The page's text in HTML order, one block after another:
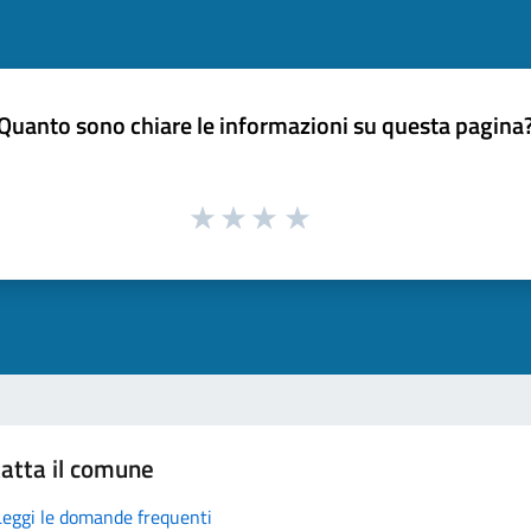
sono chiare le informazioni su questa
il comune
le domande frequenti